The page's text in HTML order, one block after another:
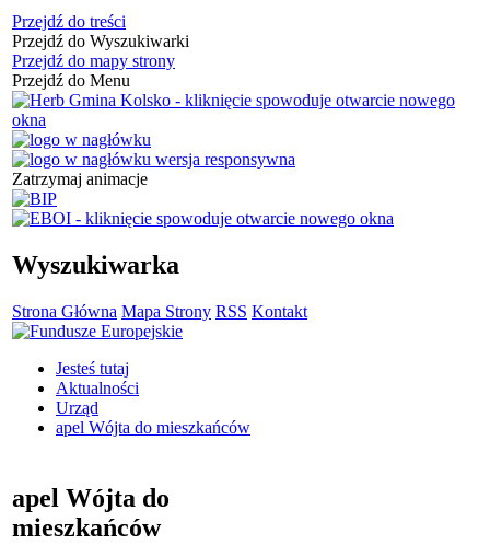
Przejdź do treści
Przejdź do Wyszukiwarki
Przejdź do mapy strony
Przejdź do Menu
Zatrzymaj animacje
Wyszukiwarka
Strona Główna Mapa Strony RSS Kontakt
Jesteś tutaj
Aktualności
Urząd
apel Wójta do mieszkańców
apel Wójta do
mieszkańców